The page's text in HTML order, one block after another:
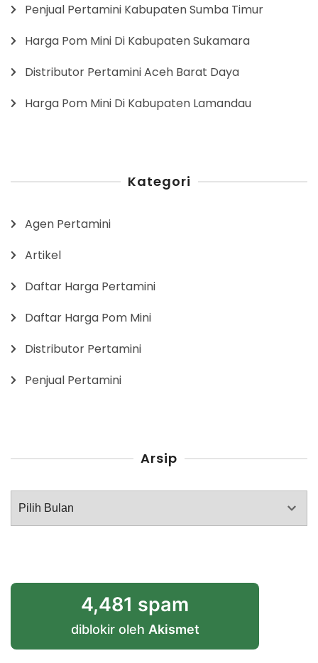
Penjual Pertamini Kabupaten Sumba Timur
Harga Pom Mini Di Kabupaten Sukamara
Distributor Pertamini Aceh Barat Daya
Harga Pom Mini Di Kabupaten Lamandau
Kategori
Agen Pertamini
Artikel
Daftar Harga Pertamini
Daftar Harga Pom Mini
Distributor Pertamini
Penjual Pertamini
Arsip
Arsip
4,481 spam
diblokir oleh Akismet